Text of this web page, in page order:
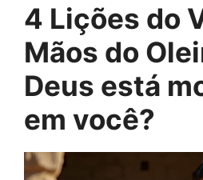
4 Lições do
Mãos do
Deus está
em você?